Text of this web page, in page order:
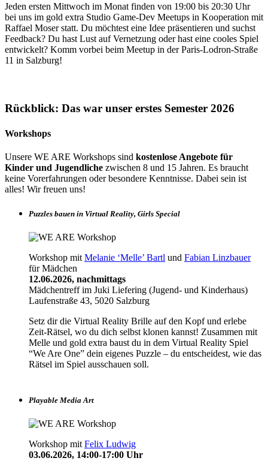
Jeden ersten Mittwoch im Monat finden von 19:00 bis 20:30 Uhr
bei uns im gold extra Studio Game-Dev Meetups in Kooperation mit
Raffael Moser statt. Du möchtest eine Idee präsentieren und suchst
Feedback? Du hast Lust auf Vernetzung oder hast eine cooles Spiel
entwickelt? Komm vorbei beim Meetup in der Paris-Lodron-Straße
11 in Salzburg!
Rückblick: Das war unser erstes Semester 2026
Workshops
Unsere WE ARE Workshops sind kostenlose Angebote für
Kinder und Jugendliche zwischen 8 und 15 Jahren. Es braucht
keine Vorerfahrungen oder besondere Kenntnisse. Dabei sein ist
alles! Wir freuen uns!
Puzzles bauen in Virtual Reality, Girls Special
Workshop mit Melanie ‘Melle’ Bartl und Fabian Linzbauer
für Mädchen
12.06.2026, nachmittags
Mädchentreff im Juki Liefering (Jugend- und Kinderhaus)
Laufenstraße 43, 5020 Salzburg
Setz dir die Virtual Reality Brille auf den Kopf und erlebe
Zeit-Rätsel, wo du dich selbst klonen kannst! Zusammen mit
Melle und gold extra baust du in dem Virtual Reality Spiel
“We Are One” dein eigenes Puzzle – du entscheidest, wie das
Rätsel im Spiel ausschauen soll.
Playable Media Art
Workshop mit Felix Ludwig
03.06.2026, 14:00-17:00 Uhr